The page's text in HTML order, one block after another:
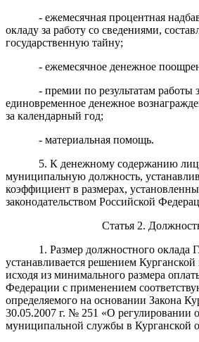
- ежемесячная процентная
окладу за работу со сведениями,
государственную тайну;
- ежемесячное денежное
- премии по результатам работы
единовременное денежное
за календарный год;
- материальная помощь.
5. К денежному содержанию
муниципальную должность,
коэффициент в размерах,
законодательством Российской
Статья 2.
1. Размер должностного оклада
устанавливается решением
исходя из минимального размера
Федерации с применением
определяемого на основании Закона
30.05.2007 г. № 251 «О регулировании
муниципальной службы в Курганской